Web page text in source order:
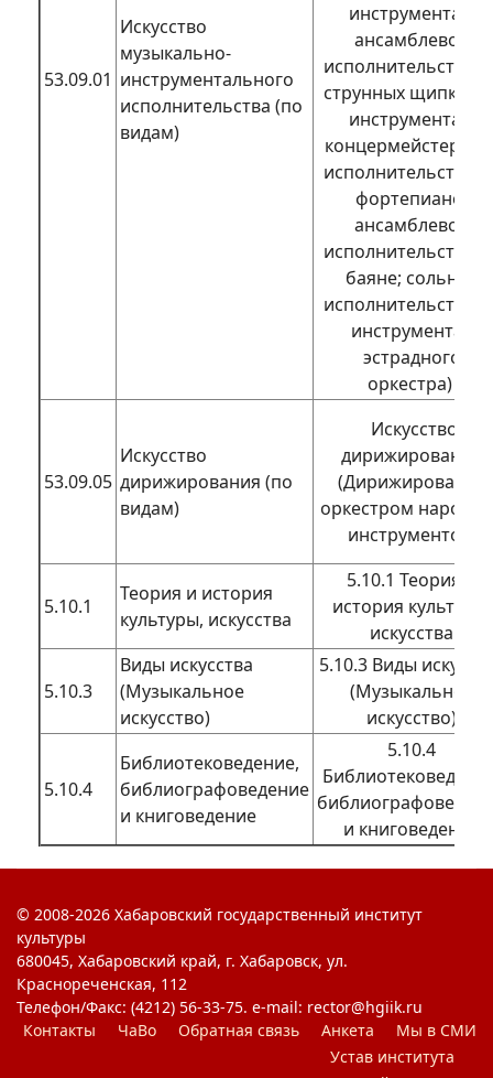
53.09.01
Искусство
музыкально-
инструментального
исполнительства (по
видам)
инструментах;
ансамблевое
исполнительство
струнных
инструментах;
исполнительство
фортепиано;
ансамблевое
исполнительство
баяне; сольное
исполнительство
инструментах
эстрадного
оркестра)
53.09.05
Искусство
дирижирования (по
видам)
Искусство
дирижирования
(Дирижирование
оркестром
инструментов)
5.10.1
Теория и история
культуры, искусства
5.10.1 Теория и
история культуры,
искусства
5.10.3
Виды искусства
(Музыкальное
искусство)
5.10.3 Виды
(Музыкальное
искусство)
5.10.4
Библиотековедение,
библиографоведение
и книговедение
5.10.4
и книговедение
© 2008-2026 Хабаровский государственный институт
культуры
680045, Хабаровский край, г. Хабаровск, ул.
Краснореченская, 112
Телефон/Факс: (4212) 56-33-75. e-mail: rector@hgiik.ru
Контакты
ЧаВо Обратная связь Анкета
Мы в СМИ
Устав института